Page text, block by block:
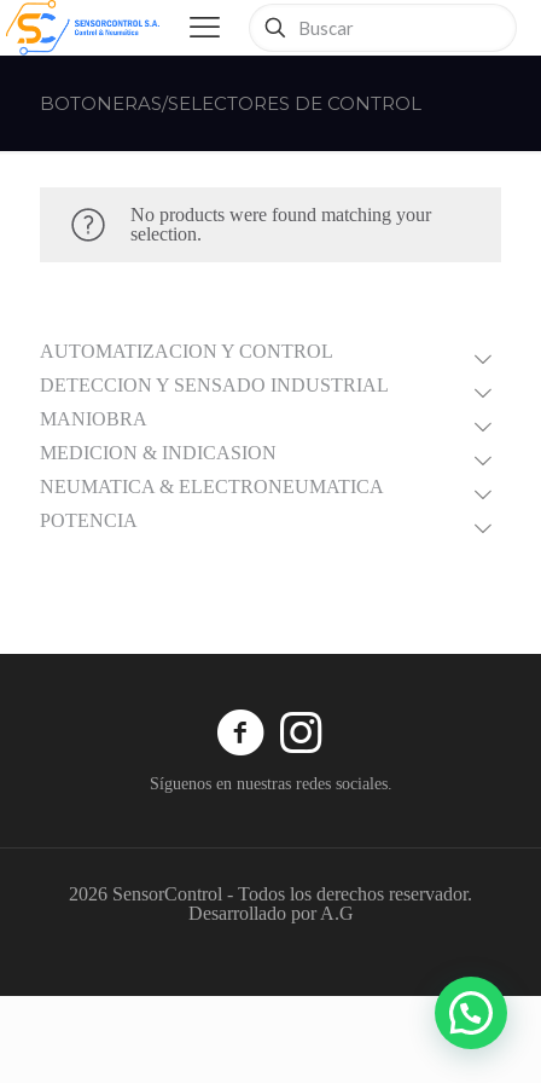
BOTONERAS/SELECTORES DE CONTROL
No products were found matching your
selection.
AUTOMATIZACION Y CONTROL
DETECCION Y SENSADO INDUSTRIAL
MANIOBRA
MEDICION & INDICASION
NEUMATICA & ELECTRONEUMATICA
POTENCIA
Síguenos en nuestras redes sociales.
2026 SensorControl - Todos los derechos reservador.
Desarrollado por A.G